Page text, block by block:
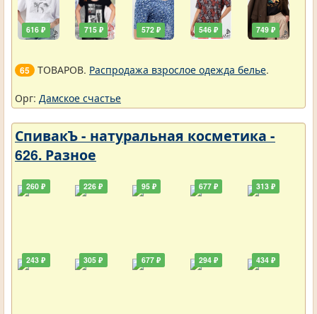
616 ₽ 715 ₽ 572 ₽ 546 ₽ 749 ₽
65 ТОВАРОВ. Распродажа взрослое одежда белье.
Орг: Дамское счастье
СпивакЪ - натуральная косметика -
626. Разное
260 ₽
243 ₽
226 ₽
305 ₽
95 ₽
677 ₽
677 ₽
294 ₽
313 ₽
434 ₽